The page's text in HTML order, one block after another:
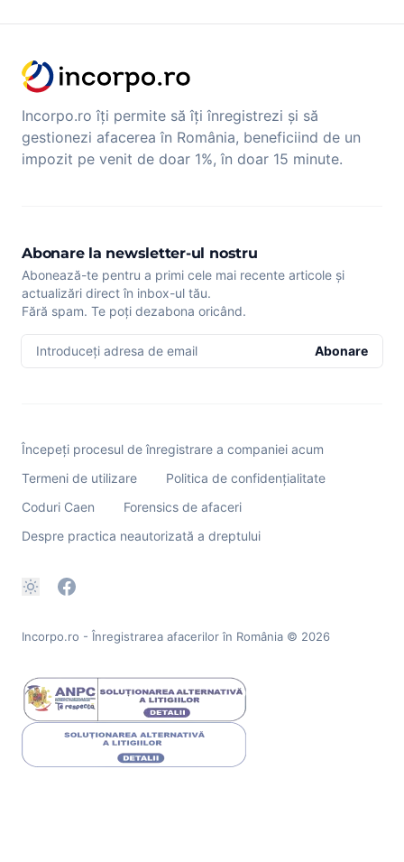
Incorpo.ro îți permite să îți înregistrezi și să
gestionezi afacerea în România, beneficiind de un
impozit pe venit de doar 1%, în doar 15 minute.
Abonare la newsletter-ul nostru
Abonează-te pentru a primi cele mai recente articole și
actualizări direct în inbox-ul tău.
Fără spam. Te poți dezabona oricând.
Introduceți adresa de email Abonare
Începeți procesul de înregistrare a companiei acum
Termeni de utilizare
Politica de confidențialitate
Coduri Caen
Forensics de afaceri
Despre practica neautorizată a dreptului
Incorpo.ro - Înregistrarea afacerilor în România © 2026